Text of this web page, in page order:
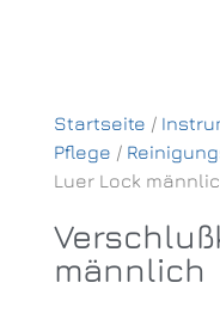
Startseite /
Pflege /
Luer Lock
männlich